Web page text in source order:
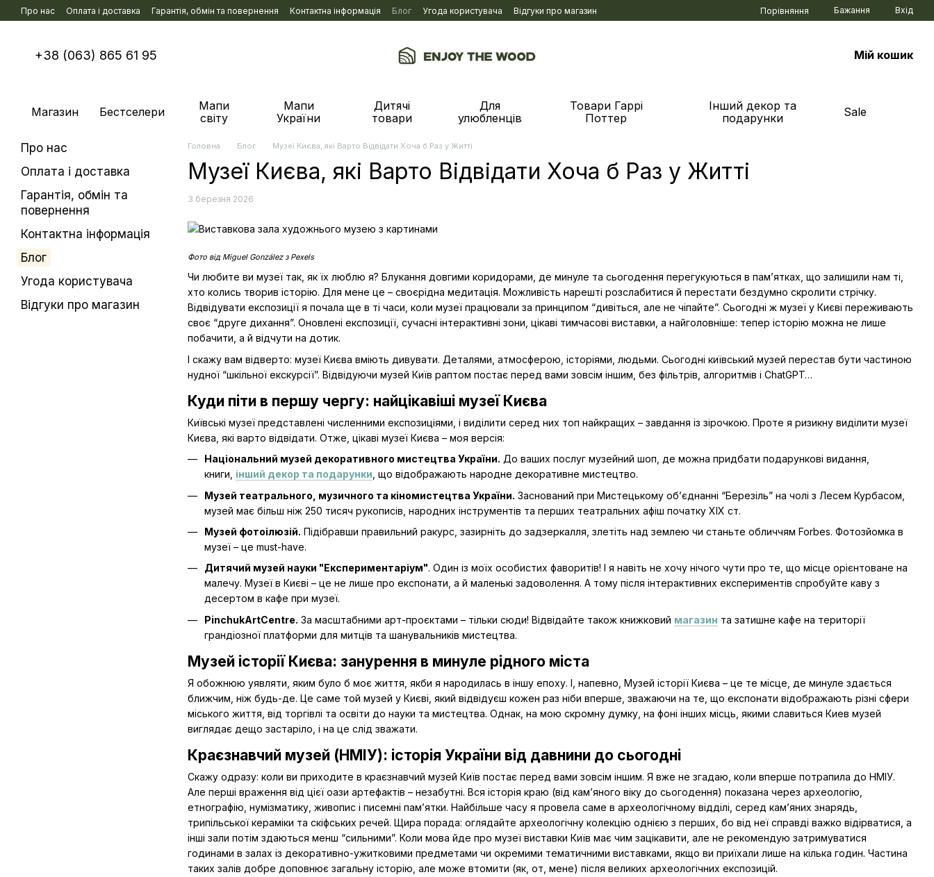
Перейти к основному контенту
Про нас Оплата і доставка Гарантія, обмін та повернення Контактна інформація Блог Угода користувача Відгуки про магазин Порівняння Бажання Вхід
+38 (063) 865 61 95 Мій кошик
Магазин Бестселери
Мапи
світу
Мапи
України
Дитячі
товари
Для
улюбленців
Товари Гаррі
Поттер
Інший декор та
подарунки
Sale
Головна Блог Музеї Києва, які Варто Відвідати Хоча б Раз у Житті
Музеї Києва, які Варто Відвідати Хоча б Раз у Житті
3 березня 2026
Фото від Miguel González з Pexels
Чи любите ви музеї так, як їх люблю я? Блукання довгими коридорами, де минуле та сьогодення перегукуються в пам’ятках, що залишили нам ті,
хто колись творив історію. Для мене це – своєрідна медитація. Можливість нарешті розслабитися й перестати бездумно скролити стрічку.
Відвідувати експозиції я почала ще в ті часи, коли музеї працювали за принципом “дивіться, але не чіпайте”. Сьогодні ж музеї у Києві переживають
своє “друге дихання”. Оновлені експозиції, сучасні інтерактивні зони, цікаві тимчасові виставки, а найголовніше: тепер історію можна не лише
побачити, а й відчути на дотик.
І скажу вам відверто: музеї Києва вміють дивувати. Деталями, атмосферою, історіями, людьми. Сьогодні київський музей перестав бути частиною
нудної “шкільної екскурсії”. Відвідуючи музей Київ раптом постає перед вами зовсім іншим, без фільтрів, алгоритмів і ChatGPT…
Куди піти в першу чергу: найцікавіші музеї Києва
Київські музеї представлені численними експозиціями, і виділити серед них топ найкращих – завдання із зірочкою. Проте я ризикну виділити музеї
Києва, які варто відвідати. Отже, цікаві музеї Києва – моя версія:
Національний музей декоративного мистецтва України. До ваших послуг музейний шоп, де можна придбати подарункові видання,
книги, інший декор та подарунки , що відображають народне декоративне мистецтво.
Музей театрального, музичного та кіномистецтва України. Заснований при Мистецькому об’єднанні “Березіль” на чолі з Лесем Курбасом,
музей має більш ніж 250 тисяч рукописів, народних інструментів та перших театральних афіш початку ХІХ ст.
Музей фотоілюзій. Підібравши правильний ракурс, зазирніть до задзеркалля, злетіть над землею чи станьте обличчям Forbes. Фотозйомка в
музеї – це must-have.
Дитячий музей науки "Експериментаріум". Один із моїх особистих фаворитів! І я навіть не хочу нічого чути про те, що місце орієнтоване на
малечу. Музеї в Києві – це не лише про експонати, а й маленькі задоволення. А тому після інтерактивних експериментів спробуйте каву з
десертом в кафе при музеї.
PinchukArtCentre. За масштабними арт-проєктами – тільки сюди! Відвідайте також книжковий магазин та затишне кафе на території
грандіозної платформи для митців та шанувальників мистецтва.
Музей історії Києва: занурення в минуле рідного міста
Я обожнюю уявляти, яким було б моє життя, якби я народилась в іншу епоху. І, напевно, Музей історії Києва – це те місце, де минуле здається
ближчим, ніж будь-де. Це саме той музей у Києві, який відвідуєш кожен раз ніби вперше, зважаючи на те, що експонати відображають різні сфери
міського життя, від торгівлі та освіти до науки та мистецтва. Однак, на мою скромну думку, на фоні інших місць, якими славиться Киев музей
виглядає дещо застаріло, і на це слід зважати.
Краєзнавчий музей (НМІУ): історія України від давнини до сьогодні
Скажу одразу: коли ви приходите в краєзнавчий музей Київ постає перед вами зовсім іншим. Я вже не згадаю, коли вперше потрапила до НМІУ.
Але перші враження від цієї оази артефактів – незабутні. Вся історія краю (від кам’яного віку до сьогодення) показана через археологію,
етнографію, нумізматику, живопис і писемні пам’ятки. Найбільше часу я провела саме в археологічному відділі, серед кам’яних знарядь,
трипільської кераміки та скіфських речей. Щира порада: оглядайте археологічну колекцію однією з перших, бо від неї справді важко відірватися, а
інші зали потім здаються менш “сильними”. Коли мова йде про музеї виставки Київ має чим зацікавити, але не рекомендую затримуватися
годинами в залах із декоративно-ужитковими предметами чи окремими тематичними виставками, якщо ви приїхали лише на кілька годин. Частина
таких залів добре доповнює загальну історію, але може втомити (як, от, мене) після великих археологічних експозицій.
Про нас
Оплата і доставка
Гарантія, обмін та
повернення
Контактна інформація
Блог
Угода користувача
Відгуки про магазин